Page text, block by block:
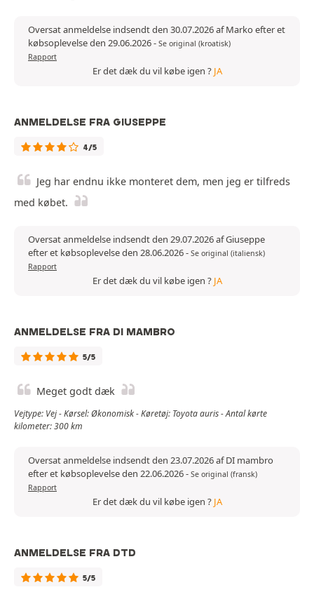
Oversat anmeldelse indsendt den 30.07.2026 af Marko efter et
købsoplevelse den 29.06.2026- Se original (kroatisk)
Rapport
Er det dæk du vil købe igen ? JA
ANMELDELSE FRA GIUSEPPE
4/5
Jeg har endnu ikke monteret dem, men jeg er tilfreds
med købet.
Oversat anmeldelse indsendt den 29.07.2026 af Giuseppe
efter et købsoplevelse den 28.06.2026- Se original (italiensk)
Rapport
Er det dæk du vil købe igen ? JA
ANMELDELSE FRA DI MAMBRO
5/5
Meget godt dæk
Vejtype: Vej - Kørsel: Økonomisk - Køretøj: Toyota auris - Antal kørte
kilometer: 300 km
Oversat anmeldelse indsendt den 23.07.2026 af DI mambro
efter et købsoplevelse den 22.06.2026- Se original (fransk)
Rapport
Er det dæk du vil købe igen ? JA
ANMELDELSE FRA DTD
5/5